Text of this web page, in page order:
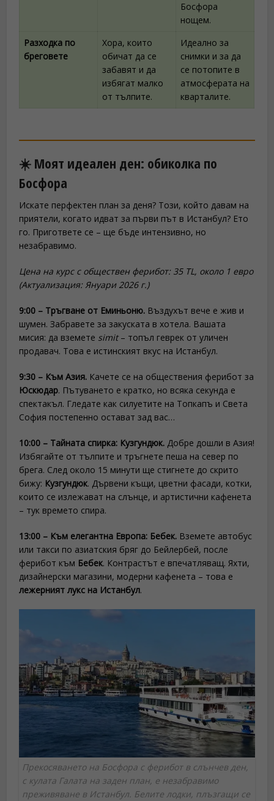
Босфора
нощем.
Разходка по
бреговете
Хора, които
обичат да се
забавят и да
избягат малко
от тълпите.
Идеално за
снимки и за да
се потопите в
атмосферата на
кварталите.
☀️ Моят идеален ден: обиколка по
Босфора
Искате перфектен план за деня? Този, който давам на
приятели, когато идват за първи път в Истанбул? Ето
го. Пригответе се – ще бъде интензивно, но
незабравимо.
Цена на курс с обществен ферибот: 35 TL, около 1 евро
(Актуализация: Януари 2026 г.)
9:00 – Тръгване от Еминьоню. Въздухът вече е жив и
шумен. Забравете за закуската в хотела. Вашата
мисия: да вземете simit– топъл геврек от уличен
продавач. Това е истинският вкус на Истанбул.
9:30 – Към Азия. Качете се на обществения ферибот за
Юскюдар. Пътуването е кратко, но всяка секунда е
спектакъл. Гледате как силуетите на Топкапъ и Света
София постепенно остават зад вас…
10:00 – Тайната спирка: Кузгундюк. Добре дошли в Азия!
Избягайте от тълпите и тръгнете пеша на север по
брега. След около 15 минути ще стигнете до скрито
бижу: Кузгундюк. Дървени къщи, цветни фасади, котки,
които се излежават на слънце, и артистични кафенета
– тук времето спира.
13:00 – Към елегантна Европа: Бебек. Вземете автобус
или такси по азиатския бряг до Бейлербей, после
ферибот към Бебек. Контрастът е впечатляващ. Яхти,
дизайнерски магазини, модерни кафенета – това е
лежерният лукс на Истанбул.
Прекосяването на Босфора с ферибот в слънчев ден,
с кулата Галата на заден план, е незабравимо
преживяване в Истанбул. Белите лодки, плъзгащи се